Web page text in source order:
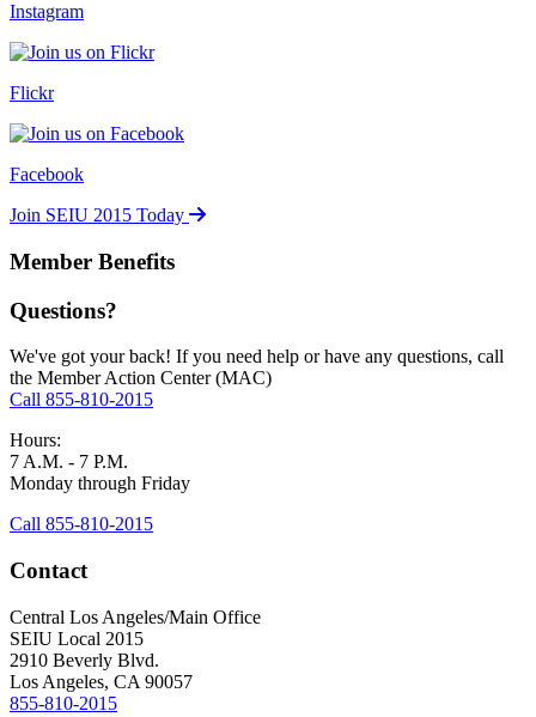
Instagram
Flickr
Facebook
Join SEIU 2015 Today
Member Benefits
Questions?
We've got your back! If you need help or have any questions, call
the Member Action Center (MAC)
Call 855-810-2015
Hours:
7 A.M. - 7 P.M.
Monday through Friday
Call 855-810-2015
Contact
Central Los Angeles/Main Office
SEIU Local 2015
2910 Beverly Blvd.
Los Angeles, CA 90057
855-810-2015